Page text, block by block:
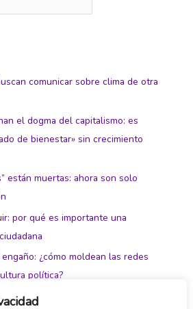
comunicar sobre clima de otra
el dogma del capitalismo: es
de bienestar» sin crecimiento
están muertas: ahora son solo
por qué es importante una
¿cómo moldean las redes
política?